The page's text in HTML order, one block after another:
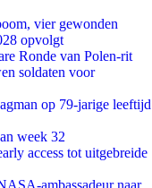
vier gewonden
opvolgt
Ronde van Polen-rit
soldaten voor
op 79-jarige leeftijd
week 32
access tot uitgebreide
ambassadeur naar